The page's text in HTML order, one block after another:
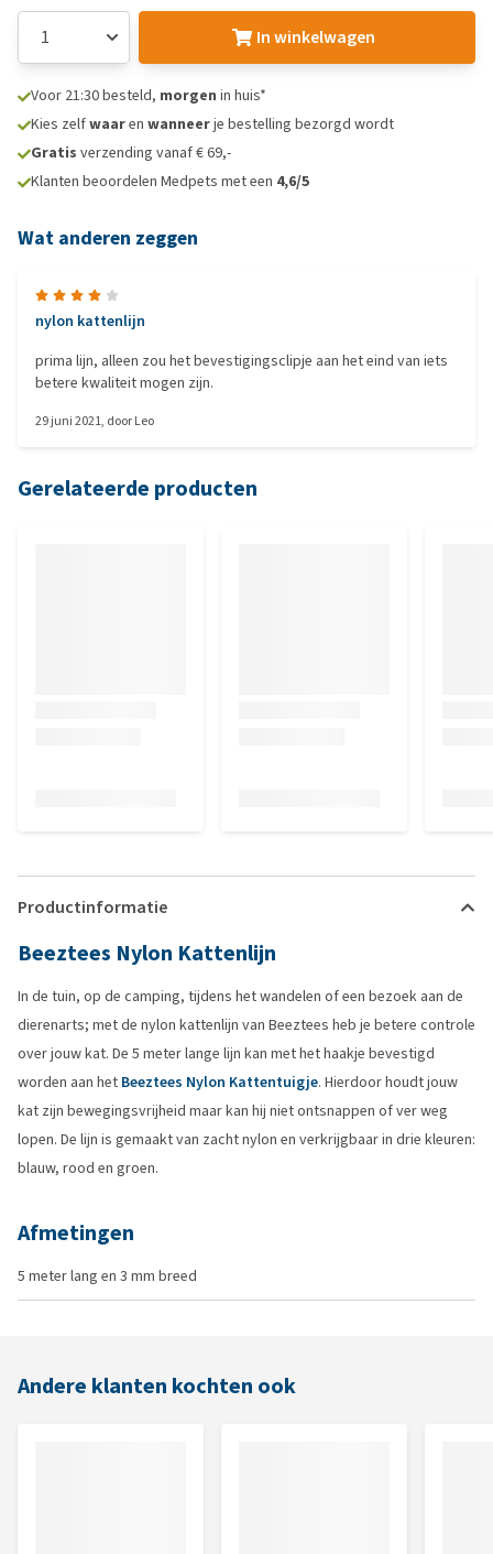
In winkelwagen
Voor 21:30 besteld, morgen in huis*
Kies zelfwaaren wanneerje bestelling bezorgd wordt
Gratis verzending vanaf € 69,-
Klanten beoordelen Medpets met een 4,6/5
Wat anderen zeggen
nylon kattenlijn
prima lijn, alleen zou het bevestigingsclipje aan het eind van iets
betere kwaliteit mogen zijn.
29 juni 2021, doorLeo
Gerelateerde producten
Productinformatie
Beeztees Nylon Kattenlijn
In de tuin, op de camping, tijdens het wandelen of een bezoek aan de
dierenarts; met de nylon kattenlijn van Beeztees heb je betere controle
over jouw kat. De 5 meter lange lijn kan met het haakje bevestigd
worden aan het Beeztees Nylon Kattentuigje. Hierdoor houdt jouw
kat zijn bewegingsvrijheid maar kan hij niet ontsnappen of ver weg
lopen. De lijn is gemaakt van zacht nylon en verkrijgbaar in drie kleuren:
blauw, rood en groen.
Afmetingen
5 meter lang en 3 mm breed
Andere klanten kochten ook